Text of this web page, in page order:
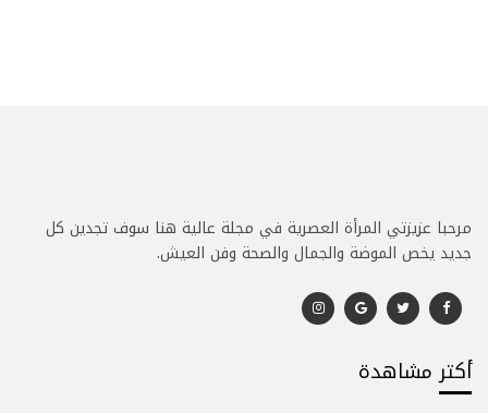
مرحبا عزيزتي المرأة العصرية في مجلة عالية هنا سوف تجدين كل
جديد يخص الموضة والجمال والصحة وفن العيش.
أكتر مشاهدة